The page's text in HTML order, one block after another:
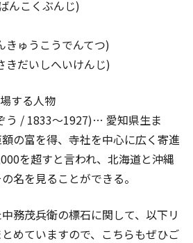
んこくぶんじ)
きゅうこうでんてつ)
きだいしへいけんじ)
する人物
う / 1833～1927)… 愛知県生ま
の富を得、寺社を中心に広く寄進
を超すと言われ、北海道と沖縄
名を見ることができる。
務茂兵衛の標石に関して、以下リ
めていますので、こちらもぜひご